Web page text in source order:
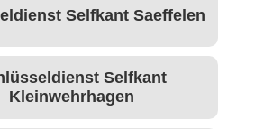
Selfkant Saeffelen
Selfkant
Kleinwehrhagen